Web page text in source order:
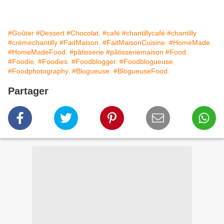
#Goûter #Dessert #Chocolat. #café #chantillycafé #chantilly
#crèmechantilly #FaitMaison. #FaitMaisonCuisine. #HomeMade.
#HomeMadeFood. #pâtisserie #pâtisseriemaison #Food.
#Foodie. #Foodies. #Foodblogger. #Foodblogueuse.
#Foodphotography. #Blogueuse. #BlogueuseFood.
Partager